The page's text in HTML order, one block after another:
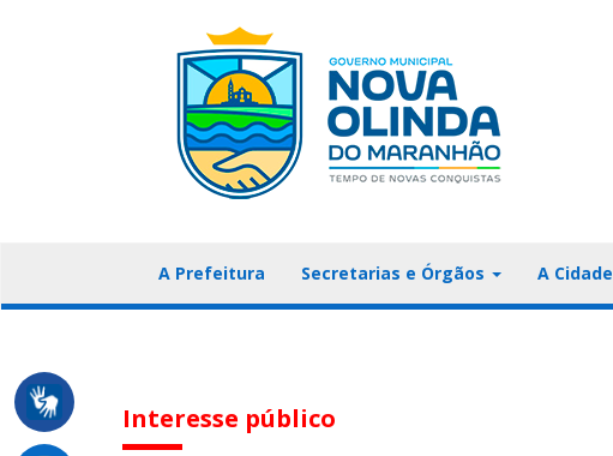
A Prefeitura Secretarias e Órgãos A Cidade
Interesse público